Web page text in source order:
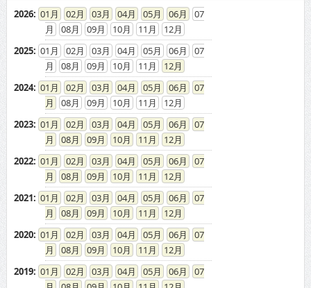
2026: 01 02 03 04 05 06
07
08
09 10 11
12
2025: 01 02 03 04 05 06
07
08
09 10 11
12
2024: 01 02 03 04 05 06
07
08
09 10 11
12
2023: 01 02 03 04 05 06
07
08
09 10 11
12
2022: 01 02 03 04 05 06
07
08
09 10 11
12
2021: 01 02 03 04 05 06
07
08
09 10 11
12
2020: 01 02 03 04 05 06
07
08
09 10 11
12
2019: 01 02 03 04 05 06
07